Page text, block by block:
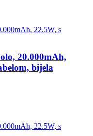
20.000mAh,
bijela